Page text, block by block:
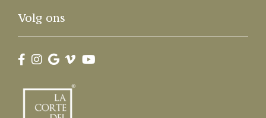
Volg ons